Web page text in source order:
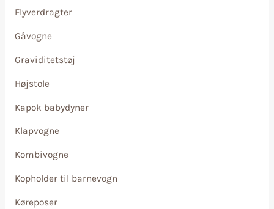
Flyverdragter
Gåvogne
Graviditetstøj
Højstole
Kapok babydyner
Klapvogne
Kombivogne
Kopholder til barnevogn
Køreposer